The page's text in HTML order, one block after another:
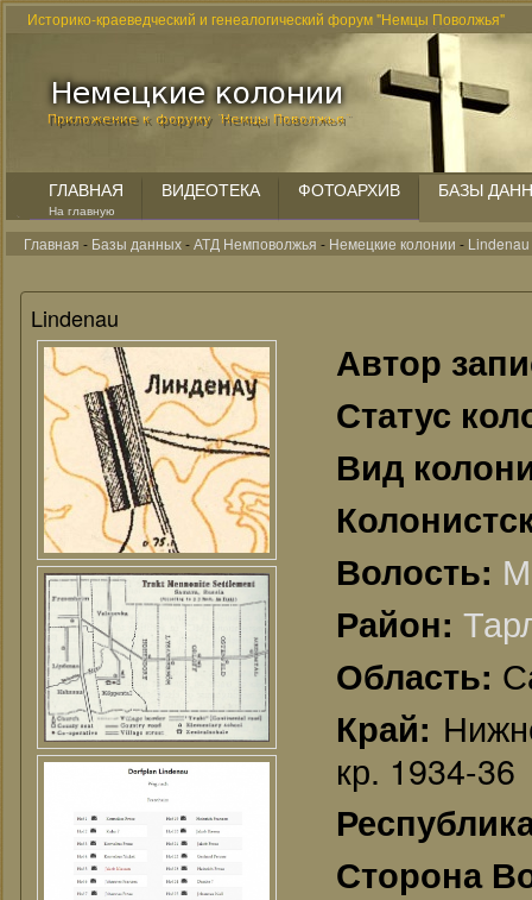
Историко-краеведческий и генеалогический форум "Немцы Поволжья"
ГЛАВНАЯ
На главную
ВИДЕОТЕКА ФОТОАРХИВ БАЗЫ
Главная - Базы данных-АТД Немповолжья - Немецкие колонии - Lindenau
Lindenau
Автор
Статус
Вид
Волость:
Район:
Область:
Край:
кр. 1934-36
Сторона